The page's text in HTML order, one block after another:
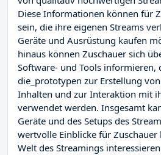
Diese Informationen können für
sein, die ihre eigenen Streams
Geräte und Ausrüstung kaufen
hinaus können Zuschauer sich
Software- und Tools informieren,
die_prototypen zur Erstellung
Inhalten und zur Interaktion mit
verwendet werden. Insgesamt
Geräte und des Setups des
wertvolle Einblicke für
Welt des Streamings